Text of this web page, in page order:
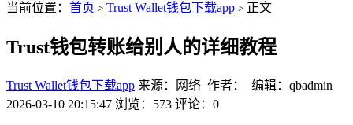
当前位置： 首页 > Trust Wallet钱包下载app > 正文
Trust钱包转账给别人的详细教程
Trust Wallet钱包下载app 来源：网络 作者： 编辑：qbadmin
2026-03-10 20:15:47 浏览：573 评论：0